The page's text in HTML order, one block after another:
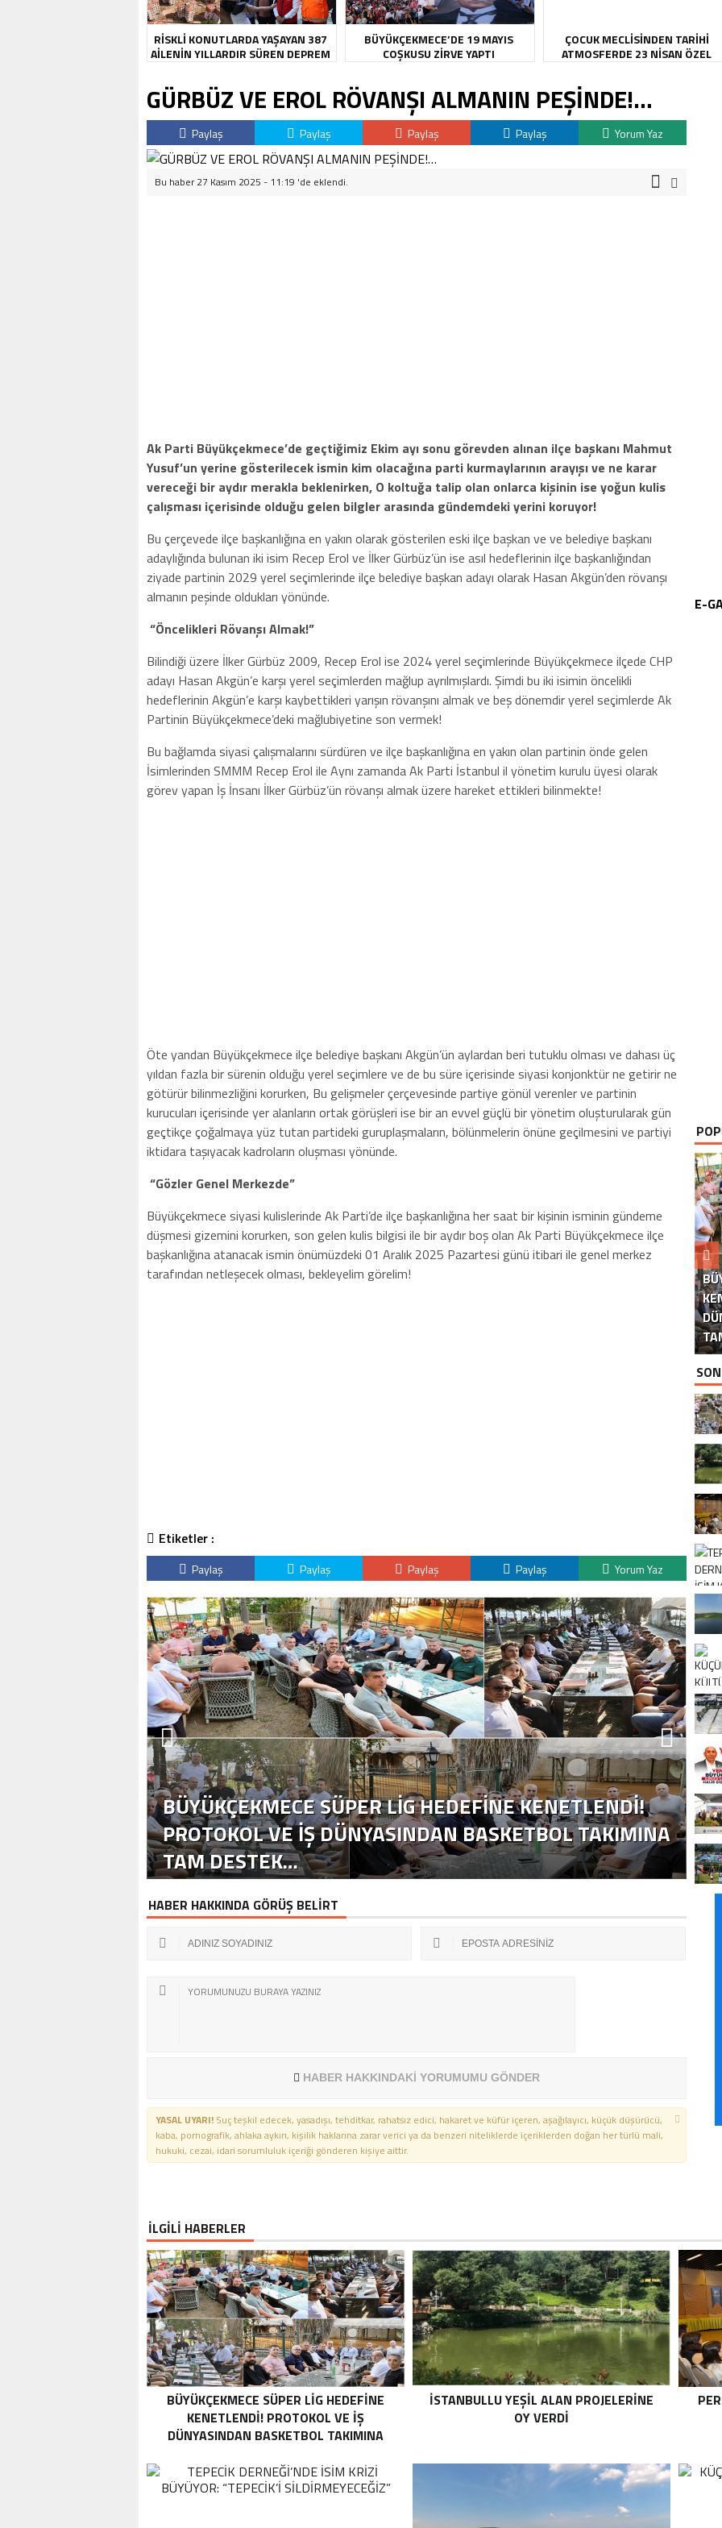
RİSKLİ KONUTLARDA YAŞAYAN 387
AİLENİN YILLARDIR SÜREN DEPREM
BÜYÜKÇEKMECE’DE 19 MAYIS
COŞKUSU ZİRVE YAPTI
ÇOCUK MECLİSİNDEN TARİHİ
ATMOSFERDE 23 NİSAN ÖZEL
GÜRBÜZ VE EROL RÖVANŞI ALMANIN PEŞİNDE!…
Paylaş Paylaş Paylaş Paylaş Yorum Yaz
Bu haber 27 Kasım 2025 - 11:19 'de eklendi.
Ak Parti Büyükçekmece’de geçtiğimiz Ekim ayı sonu görevden alınan ilçe başkanı Mahmut
Yusuf’un yerine gösterilecek ismin kim olacağına parti kurmaylarının arayışı ve ne karar
vereceği bir aydır merakla beklenirken, O koltuğa talip olan onlarca kişinin ise yoğun kulis
çalışması içerisinde olduğu gelen bilgler arasında gündemdeki yerini koruyor!
Bu çerçevede ilçe başkanlığına en yakın olarak gösterilen eski ilçe başkan ve ve belediye başkanı
adaylığında bulunan iki isim Recep Erol ve İlker Gürbüz’ün ise asıl hedeflerinin ilçe başkanlığından
ziyade partinin 2029 yerel seçimlerinde ilçe belediye başkan adayı olarak Hasan Akgün’den rövanşı
almanın peşinde oldukları yönünde.
“Öncelikleri Rövanşı Almak!”
Bilindiği üzere İlker Gürbüz 2009, Recep Erol ise 2024 yerel seçimlerinde Büyükçekmece ilçede CHP
adayı Hasan Akgün’e karşı yerel seçimlerden mağlup ayrılmışlardı. Şimdi bu iki isimin öncelikli
hedeflerinin Akgün’e karşı kaybettikleri yarışın rövanşını almak ve beş dönemdir yerel seçimlerde Ak
Partinin Büyükçekmece’deki mağlubiyetine son vermek!
Bu bağlamda siyasi çalışmalarını sürdüren ve ilçe başkanlığına en yakın olan partinin önde gelen
İsimlerinden SMMM Recep Erol ile Aynı zamanda Ak Parti İstanbul il yönetim kurulu üyesi olarak
görev yapan İş İnsanı İlker Gürbüz’ün rövanşı almak üzere hareket ettikleri bilinmekte!
Öte yandan Büyükçekmece ilçe belediye başkanı Akgün’ün aylardan beri tutuklu olması ve dahası üç
yıldan fazla bir sürenin olduğu yerel seçimlere ve de bu süre içerisinde siyasi konjonktür ne getirir ne
götürür bilinmezliğini korurken, Bu gelişmeler çerçevesinde partiye gönül verenler ve partinin
kurucuları içerisinde yer alanların ortak görüşleri ise bir an evvel güçlü bir yönetim oluşturularak gün
geçtikçe çoğalmaya yüz tutan partideki guruplaşmaların, bölünmelerin önüne geçilmesini ve partiyi
iktidara taşıyacak kadroların oluşması yönünde.
“Gözler Genel Merkezde”
Büyükçekmece siyasi kulislerinde Ak Parti’de ilçe başkanlığına her saat bir kişinin isminin gündeme
düşmesi gizemini korurken, son gelen kulis bilgisi ile bir aydır boş olan Ak Parti Büyükçekmece ilçe
başkanlığına atanacak ismin önümüzdeki 01 Aralık 2025 Pazartesi günü itibari ile genel merkez
tarafından netleşecek olması, bekleyelim görelim!
Etiketler :
Paylaş Paylaş Paylaş Paylaş Yorum Yaz
BÜYÜKÇEKMECE SÜPER LİG HEDEFİNE KENETLENDİ!
PROTOKOL VE İŞ DÜNYASINDAN BASKETBOL TAKIMINA
TAM DESTEK…
HABER HAKKINDA GÖRÜŞ BELİRT
HABER HAKKINDAKİ YORUMUMU GÖNDER
YASAL UYARI! Suç teşkil edecek, yasadışı, tehditkar, rahatsız edici, hakaret ve küfür içeren, aşağılayıcı, küçük düşürücü,
kaba, pornografik, ahlaka aykırı, kişilik haklarına zarar verici ya da benzeri niteliklerde içeriklerden doğan her türlü mali,
hukuki, cezai, idari sorumluluk içeriği gönderen kişiye aittir.
E-
İLGİLİ HABERLER
BÜYÜKÇEKMECE SÜPER LİG HEDEFİNE
KENETLENDİ! PROTOKOL VE İŞ
DÜNYASINDAN BASKETBOL TAKIMINA
İSTANBULLU YEŞİL ALAN PROJELERİNE
OY VERDİ